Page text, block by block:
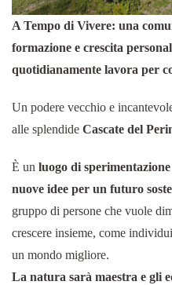
A Tempo di Vivere: una
formazione e crescita
quotidianamente lavora per
Un podere vecchio e
alle splendide Cascate del
È un luogo di
nuove idee per un futuro
gruppo di persone che vuole
crescere insieme, come
un mondo migliore.
La natura sarà maestra e gli